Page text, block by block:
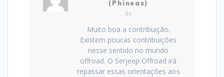
(Phineas)
às
Muito boa a contribuição.
Existem poucas contribuições
nesse sentido no mundo
offroad. O Serjeep Offroad irá
repassar essas orientações aos